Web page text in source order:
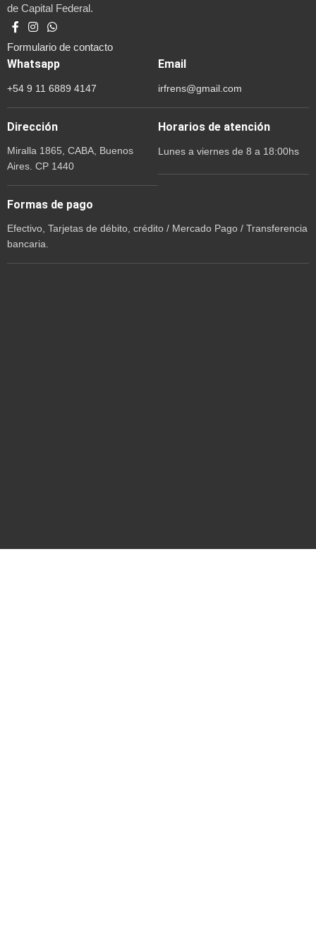
de Capital Federal.
Formulario de contacto
Whatsapp
+54 9 11 6889 4147
Email
irfrens@gmail.com
Dirección
Miralla 1865, CABA, Buenos
Aires. CP 1440
Horarios de atención
Lunes a viernes de 8 a 18:00hs
Formas de pago
Efectivo, Tarjetas de débito, crédito / Mercado Pago / Transferencia
bancaria.